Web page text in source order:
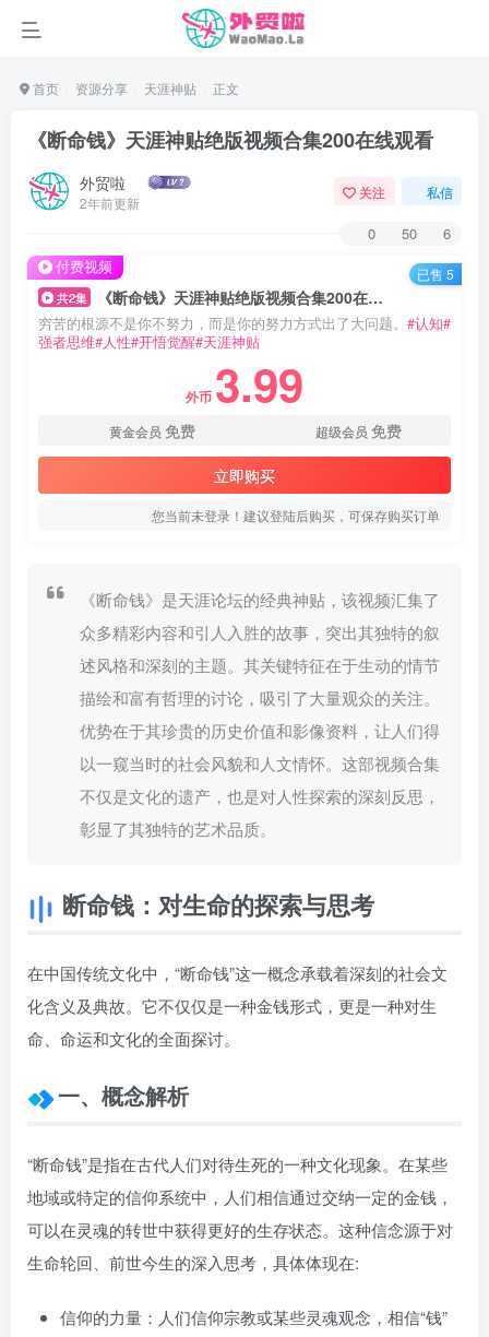
首页 资源分享 天涯神贴 正文
《断命钱》天涯神贴绝版视频合集200在线观看
外贸啦
2年前更新
关注 私信
0 50 6
共2集 《断命钱》天涯神贴绝版视频合集200在线观看
穷苦的根源不是你不努力，而是你的努力方式出了大问题。 #认知#
强者思维#人性#开悟觉醒#天涯神贴
外币 3.99
黄金会员 免费 超级会员 免费
立即购买
您当前未登录！建议登陆后购买，可保存购买订单
付费视频 已售 5
《断命钱》是天涯论坛的经典神贴，该视频汇集了
众多精彩内容和引人入胜的故事，突出其独特的叙
述风格和深刻的主题。其关键特征在于生动的情节
描绘和富有哲理的讨论，吸引了大量观众的关注。
优势在于其珍贵的历史价值和影像资料，让人们得
以一窥当时的社会风貌和人文情怀。这部视频合集
不仅是文化的遗产，也是对人性探索的深刻反思，
彰显了其独特的艺术品质。
断命钱：对生命的探索与思考
在中国传统文化中，“断命钱”这一概念承载着深刻的社会文
化含义及典故。它不仅仅是一种金钱形式，更是一种对生
命、命运和文化的全面探讨。
一、概念解析
“断命钱”是指在古代人们对待生死的一种文化现象。在某些
地域或特定的信仰系统中，人们相信通过交纳一定的金钱，
可以在灵魂的转世中获得更好的生存状态。这种信念源于对
生命轮回、前世今生的深入思考，具体体现在:
信仰的力量：人们信仰宗教或某些灵魂观念，相信“钱”